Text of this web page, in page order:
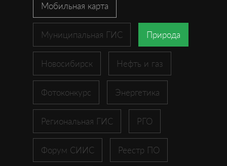
Мобильная карта
Муниципальная ГИС Природа
Новосибирск Нефть и газ
Фотоконкурс Энергетика
Региональная ГИС РГО
Форум СИИС Реестр ПО